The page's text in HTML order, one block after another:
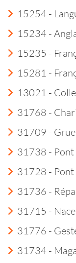
15254 -
15234 -
15235 -
15281 -
13021 -
31768 -
31709 -
31738 - Pont
31728 -
31736 -
31715 -
31776 -
31734 -